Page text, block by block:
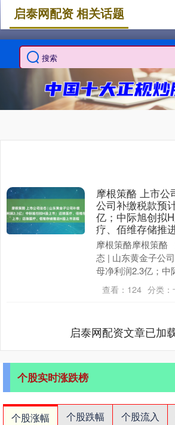
启泰网配资 相关话题
摩根策酪 上市公
公司补缴税款预
亿；中际旭创拟
疗、佰维存储推
摩根策酪摩根策酪
态 | 山东黄金子公
母净利润2.3亿；中
瑞医疗、佰维存储
根策酪....
查看： 124 分类：
启泰网配资文章已加
个股实时涨跌榜
个股涨幅 个股跌幅 个股流入